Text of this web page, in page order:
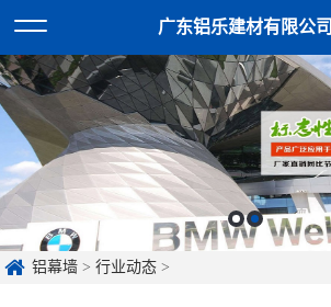
广东铝乐建材有限公司
铝幕墙 >行业动态 >